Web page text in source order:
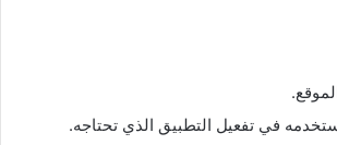
في تفعيل التطبيق الذي تحتاجه.